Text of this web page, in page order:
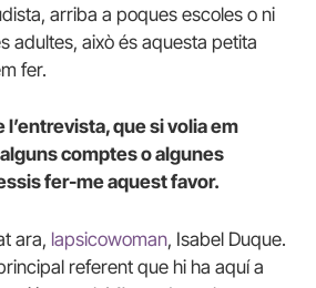
arriba a poques escoles o ni
adultes, això és aquesta petita
fer.
l’entrevista, que si volia em
comptes o algunes
fer-me aquest favor.
ara, lapsicowoman, Isabel Duque.
referent que hi ha aquí a